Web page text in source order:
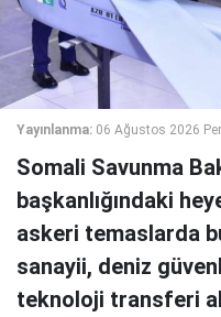
Yayınlanma: 06 Ağustos 2026
Somali Savunma
başkanlığındaki
askeri temaslarda
sanayii, deniz
teknoloji transferi